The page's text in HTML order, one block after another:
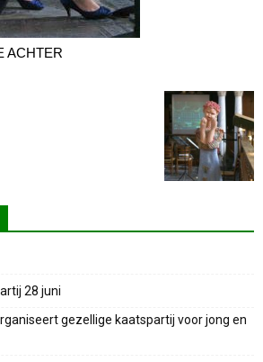
ACHTER
28 juni
gezellige kaatspartij voor jong en